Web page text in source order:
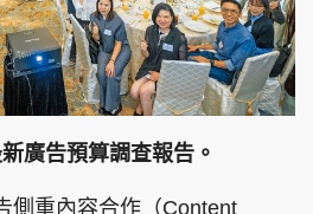
Oh!爸媽 JobMarket
EDUPLUS
廣告預算調查報告。
側重內容合作（Content